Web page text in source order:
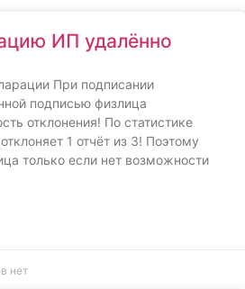
ИП удалённо
При подписании
подписью физлица
отклонения! По статистике
1 отчёт из 3! Поэтому
только если нет возможности
нет